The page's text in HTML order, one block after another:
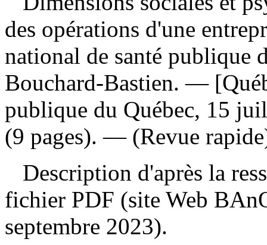
des opérations d'une
national de santé publique
Bouchard-Bastien. —
publique du Québec, 15
(9 pages). — (Revue
Description d'après la
fichier PDF (site Web
septembre 2023).